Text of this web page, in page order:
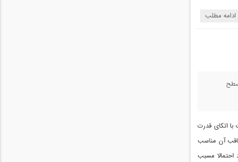
ادامه مطلب
بردن سطح
اتکای قدرت
آن مناسب
مسبب